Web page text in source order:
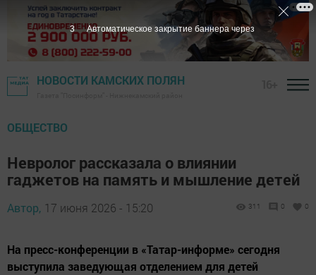
НОВОСТИ КАМСКИХ ПОЛЯН
ОБЩЕСТВО
Невролог рассказала о влиянии
гаджетов на память и мышление детей
Автор, 17 июня 2026 - 15:20 311 0 0
На пресс-конференции в «Татар-информе» сегодня
выступила заведующая отделением для детей
2 Автоматическое закрытие баннера через